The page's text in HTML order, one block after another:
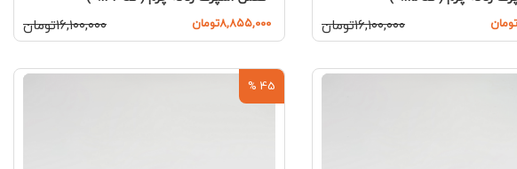
۱۶,۱۰۰,۰۰۰تومان ۸,۸۵۵,۰۰۰تومان ۱۶,۱۰۰,۰۰۰تومان
45 %